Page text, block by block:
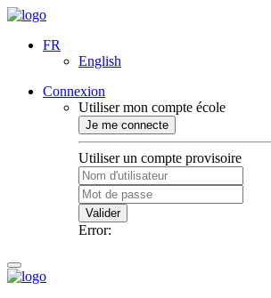
FR
English
Connexion
Utiliser mon compte école
Je me connecte
Utiliser un compte provisoire
Valider
Error: